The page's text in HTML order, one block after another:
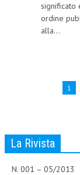
PENALE
CORSI ENTI TERZI
TELEGRAM
significato
ordine
alla...
1
La Rivista
N. 001 – 05/2013